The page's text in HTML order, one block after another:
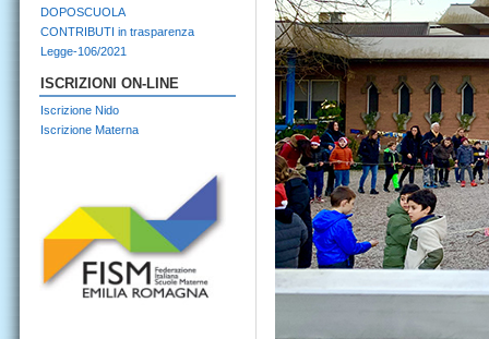
DOPOSCUOLA
CONTRIBUTI in trasparenza
Legge-106/2021
ISCRIZIONI ON-LINE
Iscrizione Nido
Iscrizione Materna